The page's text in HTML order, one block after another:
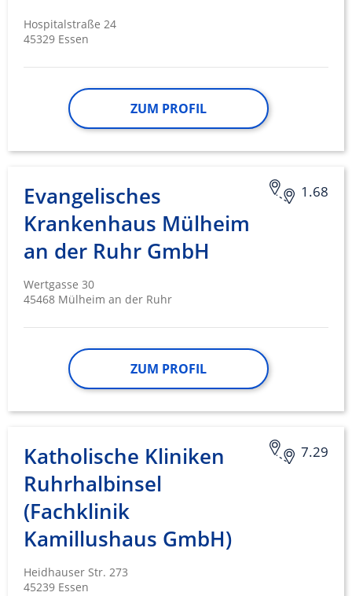
Hospitalstraße 24
45329 Essen
ZUM PROFIL
1.68
Evangelisches
Krankenhaus Mülheim
an der Ruhr GmbH
Wertgasse 30
45468 Mülheim an der Ruhr
ZUM PROFIL
7.29
Katholische Kliniken
Ruhrhalbinsel
(Fachklinik
Kamillushaus GmbH)
Heidhauser Str. 273
45239 Essen
Geräte anhand von aktiv angeforderten
Informationen identifizieren
Performance
Funktional